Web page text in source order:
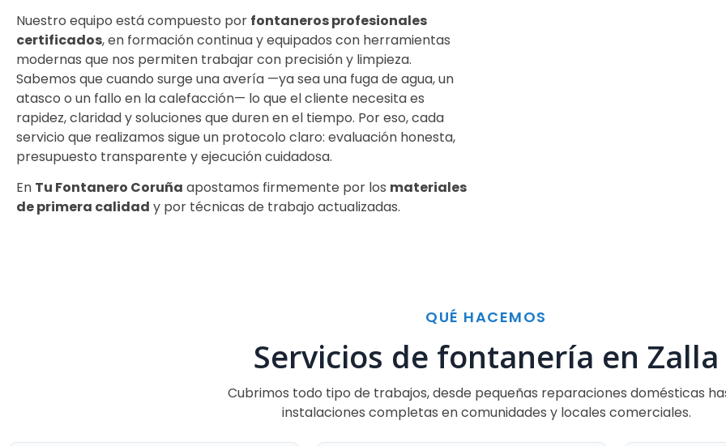
Nuestro equipo está compuesto por fontaneros profesionales
certificados, en formación continua y equipados con herramientas
modernas que nos permiten trabajar con precisión y limpieza.
Sabemos que cuando surge una avería —ya sea una fuga de agua, un
atasco o un fallo en la calefacción— lo que el cliente necesita es
rapidez, claridad y soluciones que duren en el tiempo. Por eso, cada
servicio que realizamos sigue un protocolo claro: evaluación honesta,
presupuesto transparente y ejecución cuidadosa.
En Tu Fontanero Coruña apostamos firmemente por los materiales
de primera calidad y por técnicas de trabajo actualizadas.
QUÉ HACEMOS
Servicios de fontanería en Zalla
Cubrimos todo tipo de trabajos, desde pequeñas reparaciones domésticas
instalaciones completas en comunidades y locales comerciales.